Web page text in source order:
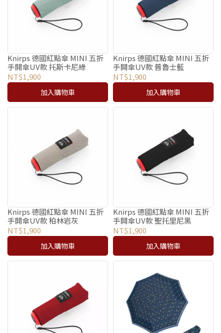
Knirps 德國紅點傘 MINI 五折
手開傘UV款 托斯卡尼綠
NT$1,900
加入購物車
Knirps 德國紅點傘 MINI 五折
手開傘UV款 普魯士藍
NT$1,900
加入購物車
Knirps 德國紅點傘 MINI 五折
手開傘UV款 柏林岩灰
NT$1,900
加入購物車
Knirps 德國紅點傘 MINI 五折
手開傘UV款 聖托里尼黑
NT$1,900
加入購物車